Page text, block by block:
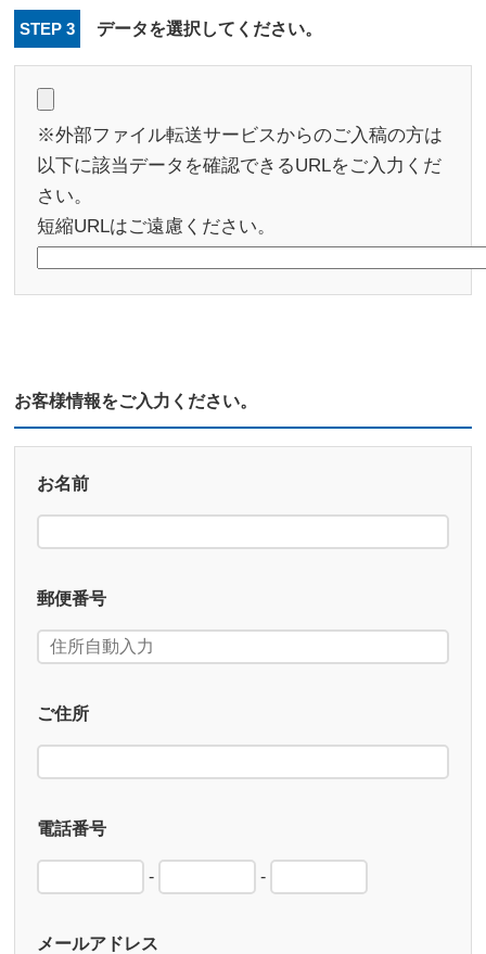
STEP 3 データを選択してください。
※外部ファイル転送サービスからのご入稿の方は
以下に該当データを確認できるURLをご入力くだ
さい。
短縮URLはご遠慮ください。
お客様情報をご入力ください。
お名前
郵便番号
ご住所
電話番号
- -
メールアドレス